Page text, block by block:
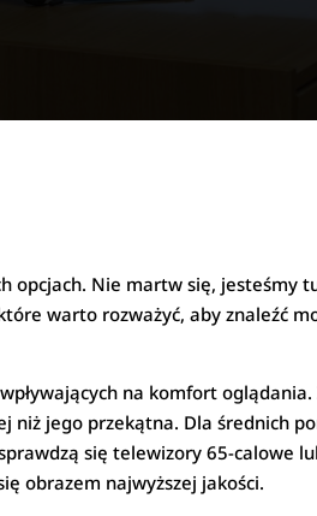
opcjach. Nie martw się, jesteśmy
warto rozważyć, aby znaleźć
na komfort
niż jego przekątna. Dla średnich
się telewizory 65-calowe
obrazem najwyższej jakości.